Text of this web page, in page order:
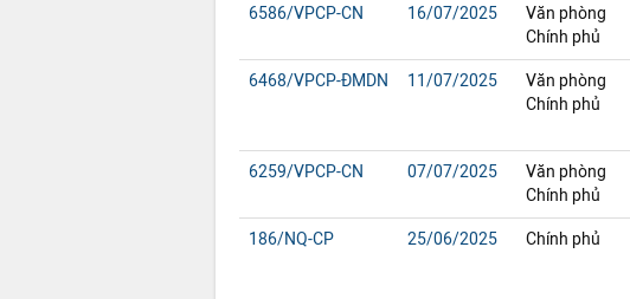
6586/VPCP-CN 16/07/2025
Văn phòng
Chính phủ
6468/VPCP-ĐMDN 11/07/2025
Văn phòng
Chính phủ
6259/VPCP-CN 07/07/2025
Văn phòng
Chính phủ
186/NQ-CP 25/06/2025 Chính phủ